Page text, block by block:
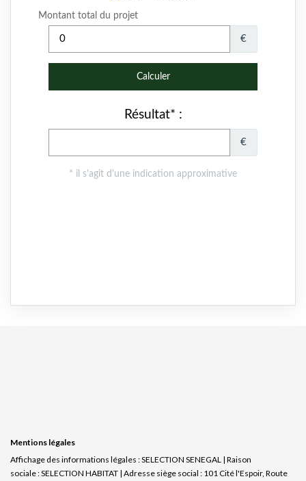
Mentions légales
Affichage des informations légales : SELECTION SENEGAL | Raison
sociale : SELECTION HABITAT | Adresse siège social : 101 Cité l'Espoir, Route